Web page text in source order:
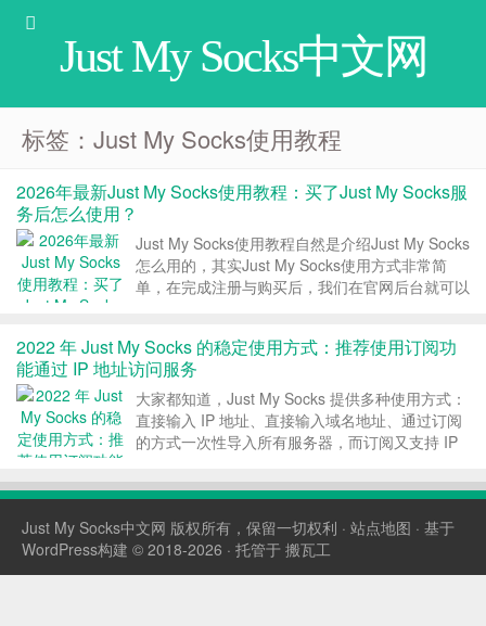
Just My Socks中文网
标签：Just My Socks使用教程
2026年最新Just My Socks使用教程：买了Just My Socks服
务后怎么使用？
Just My Socks使用教程自然是介绍Just My Socks
怎么用的，其实Just My Socks使用方式非常简
单，在完成注册与购买后，我们在官网后台就可以
用教程版...
2022 年 Just My Socks 的稳定使用方式：推荐使用订阅功
能通过 IP 地址访问服务
大家都知道，Just My Socks 提供多种使用方式：
直接输入 IP 地址、直接输入域名地址、通过订阅
的方式一次性导入所有服务器，而订阅又支持 IP
式，Just My Socks中文网推荐大家使用订阅功能
Just My Socks中文网 版权所有，保留一切权利 · 站点地图 · 基于
WordPress构建 © 2018-2026 · 托管于 搬瓦工